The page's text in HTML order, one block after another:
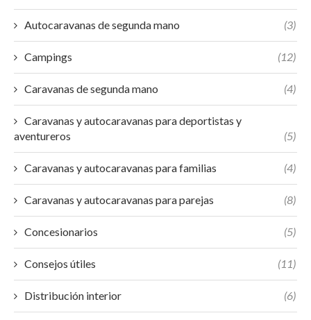
Autocaravanas de segunda mano (3)
Campings (12)
Caravanas de segunda mano (4)
Caravanas y autocaravanas para deportistas y
aventureros
(5)
Caravanas y autocaravanas para familias (4)
Caravanas y autocaravanas para parejas (8)
Concesionarios (5)
Consejos útiles (11)
Distribución interior (6)